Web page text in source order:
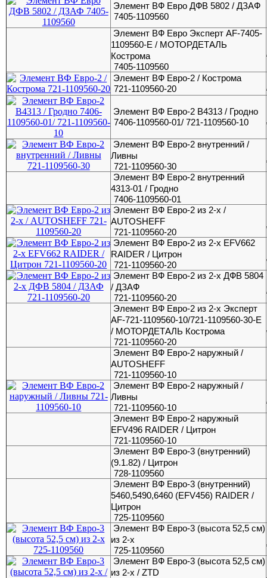
Элемент ВФ Евро ДФВ 5802 / ДЗАФ
7405-1109560
Элемент ВФ Евро Эксперт AF-7405-
1109560-E / МОТОРДЕТАЛЬ
Кострома
7405-1109560
Элемент ВФ Евро-2 / Кострома
721-1109560-20
Элемент ВФ Евро-2 В4313 / Гродно
7406-1109560-01/ 721-1109560-10
Элемент ВФ Евро-2 внутренний /
Ливны
721-1109560-30
Элемент ВФ Евро-2 внутренний
4313-01 / Гродно
7406-1109560-01
Элемент ВФ Евро-2 из 2-х /
AUTOSHEFF
721-1109560-20
Элемент ВФ Евро-2 из 2-х EFV662
RAIDER / Цитрон
721-1109560-20
Элемент ВФ Евро-2 из 2-х ДФВ 5804
/ ДЗАФ
721-1109560-20
Элемент ВФ Евро-2 из 2-х Эксперт
AF-721-1109560-10/721-1109560-30-E
/ МОТОРДЕТАЛЬ Кострома
721-1109560-20
Элемент ВФ Евро-2 наружный /
AUTOSHEFF
721-1109560-10
Элемент ВФ Евро-2 наружный /
Ливны
721-1109560-10
Элемент ВФ Евро-2 наружный
EFV496 RAIDER / Цитрон
721-1109560-10
Элемент ВФ Евро-3 (внутренний)
(9.1.82) / Цитрон
728-1109560
Элемент ВФ Евро-3 (внутренний)
5460,5490,6460 (EFV456) RAIDER /
Цитрон
725-1109560
Элемент ВФ Евро-3 (высота 52,5 см)
из 2-х
725-1109560
Элемент ВФ Евро-3 (высота 52,5 см)
из 2-х / ZTD